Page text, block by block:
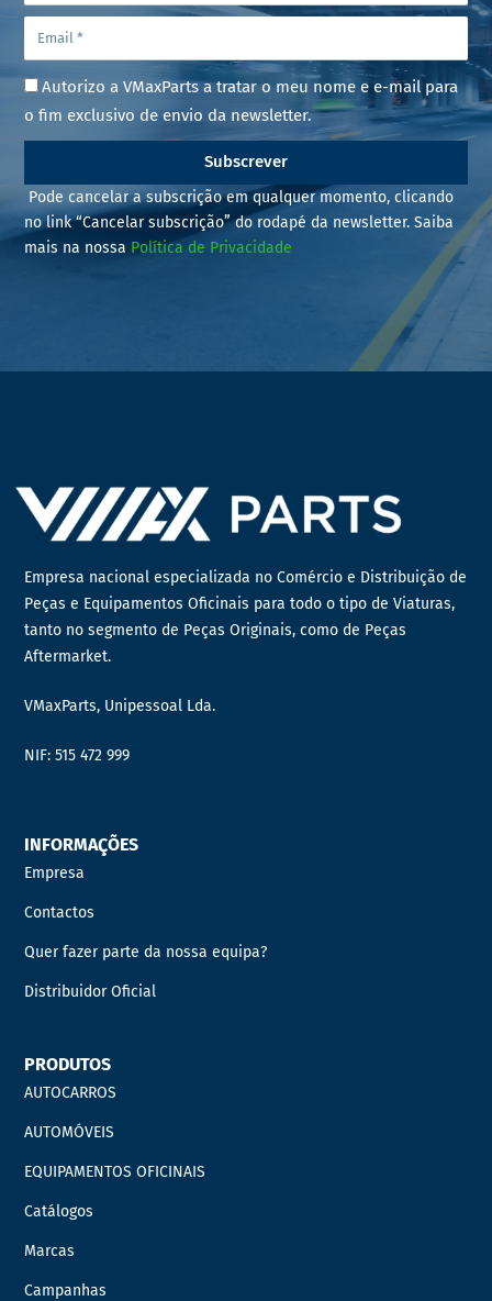
Autorizo a VMaxParts a tratar o meu nome e e-mail para
o fim exclusivo de envio da newsletter.
Subscrever
Pode cancelar a subscrição em qualquer momento, clicando
no link “Cancelar subscrição” do rodapé da newsletter. Saiba
mais na nossa Política de Privacidade
Empresa nacional especializada no Comércio e Distribuição de
Peças e Equipamentos Oficinais para todo o tipo de Viaturas,
tanto no segmento de Peças Originais, como de Peças
Aftermarket.
VMaxParts, Unipessoal Lda.
NIF: 515 472 999
INFORMAÇÕES
Empresa
Contactos
Quer fazer parte da nossa equipa?
Distribuidor Oficial
PRODUTOS
AUTOCARROS
AUTOMÓVEIS
EQUIPAMENTOS OFICINAIS
Catálogos
Marcas
Campanhas